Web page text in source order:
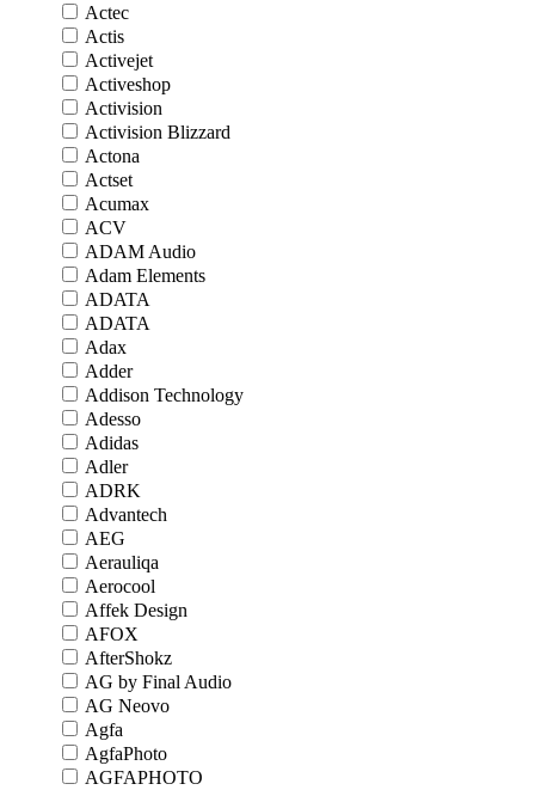
Actec
Actis
Activejet
Activeshop
Activision
Activision Blizzard
Actona
Actset
Acumax
ACV
ADAM Audio
Adam Elements
ADATA
ADATA
Adax
Adder
Addison Technology
Adesso
Adidas
Adler
ADRK
Advantech
AEG
Aerauliqa
Aerocool
Affek Design
AFOX
AfterShokz
AG by Final Audio
AG Neovo
Agfa
AgfaPhoto
AGFAPHOTO